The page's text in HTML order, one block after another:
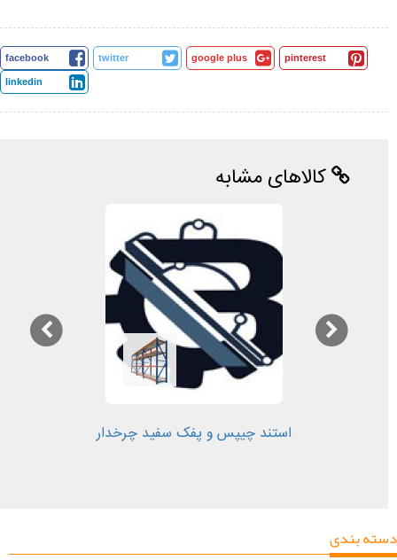
facebook twitter google plus pinterest
linkedin
کالاهای مشابه
استند چیپس و پفک سفید چرخدار
دسته بندی